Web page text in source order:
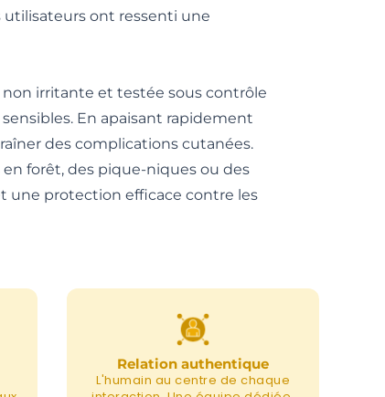
utilisateurs ont ressenti une
non irritante et testée sous contrôle
En apaisant rapidement
des complications cutanées.
forêt, des pique-niques ou des
une protection efficace contre les
Relation authentique
L'humain au centre de chaque